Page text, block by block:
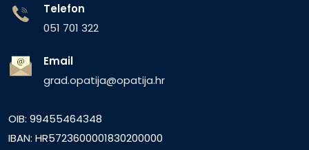
Telefon
051 701 322
Email
grad.opatija@opatija.hr
OIB: 99455464348
IBAN: HR5723600001830200000